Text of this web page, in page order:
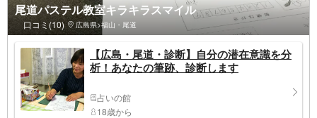
尾道パステル教室キラキラスマイル
口コミ(10) 広島県>福山・尾道
【広島・尾道・診断】自分の潜在意識を分
析！あなたの筆跡、診断します
占いの館
18歳から